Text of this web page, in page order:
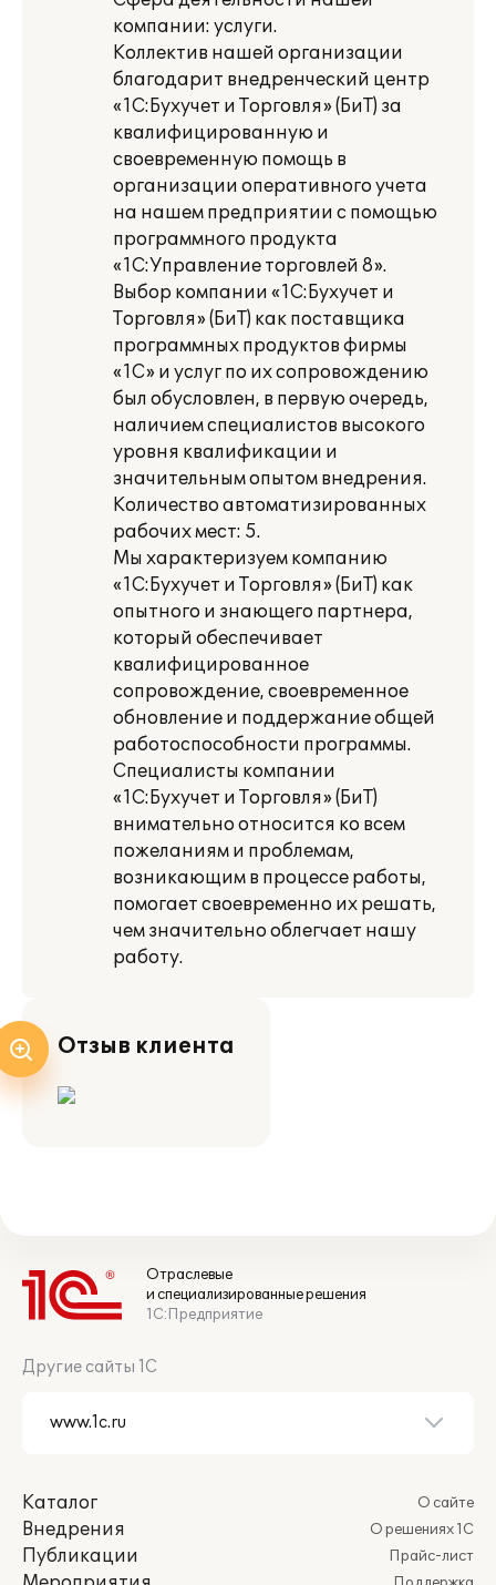
компании: услуги.
Коллектив нашей организации
благодарит внедренческий центр
«1С:Бухучет и Торговля» (БиТ) за
квалифицированную и
своевременную помощь в
организации оперативного учета
на нашем предприятии с помощью
программного продукта
«1С:Управление торговлей 8».
Выбор компании «1С:Бухучет и
Торговля» (БиТ) как поставщика
программных продуктов фирмы
«1С» и услуг по их сопровождению
был обусловлен, в первую очередь,
наличием специалистов высокого
уровня квалификации и
значительным опытом внедрения.
Количество автоматизированных
рабочих мест: 5.
Мы характеризуем компанию
«1С:Бухучет и Торговля» (БиТ) как
опытного и знающего партнера,
который обеспечивает
квалифицированное
сопровождение, своевременное
обновление и поддержание общей
работоспособности программы.
Специалисты компании
«1С:Бухучет и Торговля» (БиТ)
внимательно относится ко всем
пожеланиям и проблемам,
возникающим в процессе работы,
помогает своевременно их решать,
чем значительно облегчает нашу
работу.
Отзыв клиента
Отраслевые
и специализированные решения
1С:Предприятие
Другие сайты 1С
Каталог
Внедрения
Публикации
О сайте
О решениях 1С
Прайс-лист